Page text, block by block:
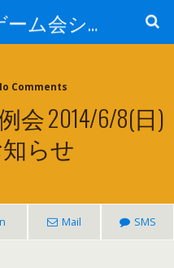
川崎テーブルゲーム会シャッフル
Comments
会 2014/6/8(日)
らせ
Mail SMS